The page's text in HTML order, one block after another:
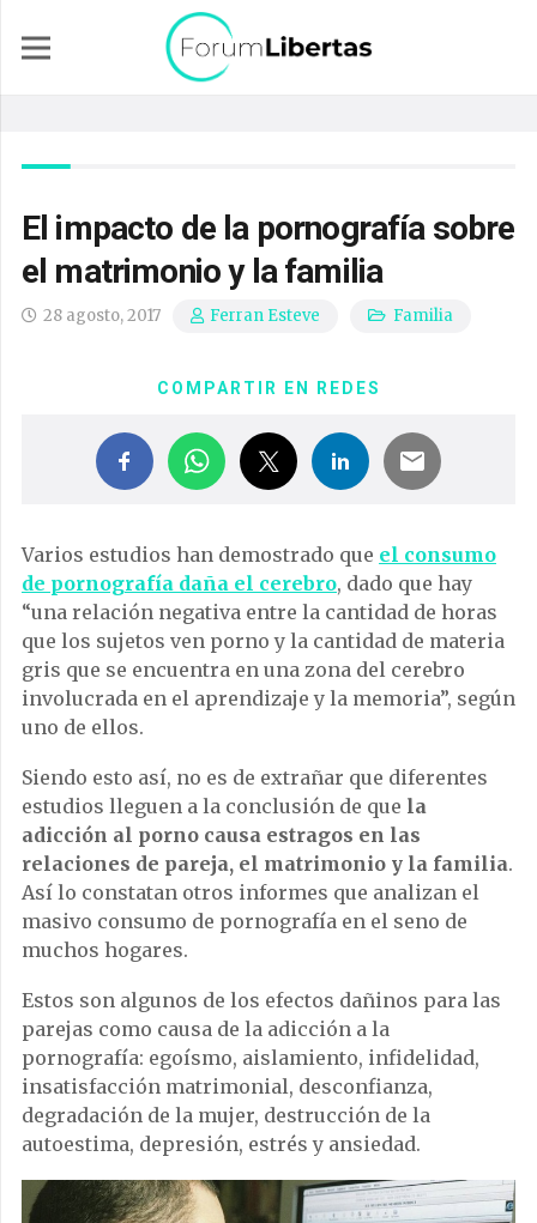
El impacto de la pornografía sobre
el matrimonio y la familia
28 agosto, 2017 Ferran Esteve Familia
COMPARTIR EN REDES
Varios estudios han demostrado que el consumo
de pornografía daña el cerebro, dado que hay
“una relación negativa entre la cantidad de horas
que los sujetos ven porno y la cantidad de materia
gris que se encuentra en una zona del cerebro
involucrada en el aprendizaje y la memoria”, según
uno de ellos.
Siendo esto así, no es de extrañar que diferentes
estudios lleguen a la conclusión de que la
adicción al porno causa estragos en las
relaciones de pareja, el matrimonio y la familia.
Así lo constatan otros informes que analizan el
masivo consumo de pornografía en el seno de
muchos hogares.
Estos son algunos de los efectos dañinos para las
parejas como causa de la adicción a la
pornografía: egoísmo, aislamiento, infidelidad,
insatisfacción matrimonial, desconfianza,
degradación de la mujer, destrucción de la
autoestima, depresión, estrés y ansiedad.